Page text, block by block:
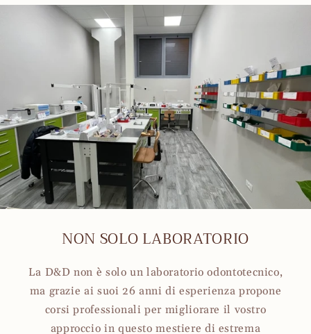
NON SOLO LABORATORIO
La D&D non è solo un laboratorio odontotecnico,
ma grazie ai suoi 26 anni di esperienza propone
corsi professionali per migliorare il vostro
approccio in questo mestiere di estrema